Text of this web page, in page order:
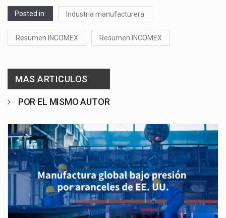
Posted in: Industria manufacturera
Resumen INCOMEX Resumen INCOMEX
MAS ARTICULOS
POR EL MISMO AUTOR